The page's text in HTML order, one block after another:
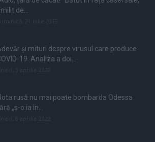
de...
și mituri despre virusul care produce
19. Analiza a doi...
rusă nu mai poate bombarda Odessa
„s-o ia în...